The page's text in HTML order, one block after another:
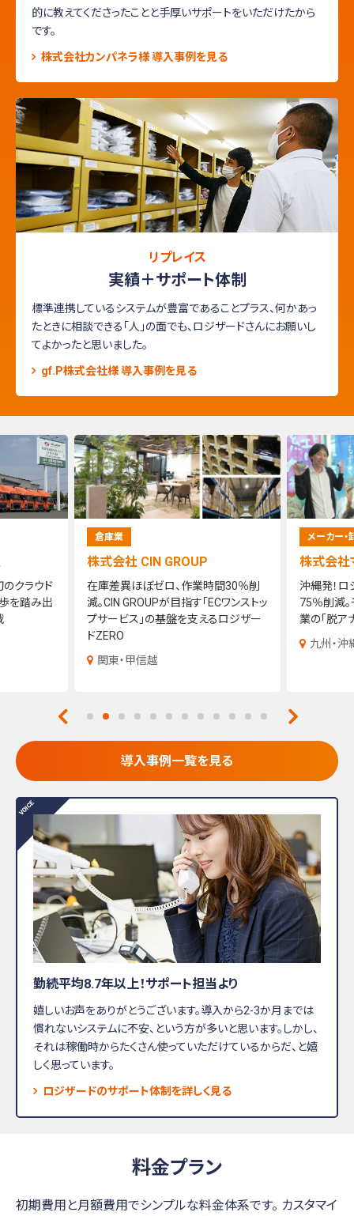
的に教えてくださったことと手厚いサポートをいただけたから
です。
株式会社カンパネラ様 導入事例を見る
リプレイス
実績＋サポート体制
標準連携しているシステムが豊富であることプラス、何かあっ
たときに相談できる「人」の面でも、ロジザードさんにお願いし
てよかったと思いました。
gf.P株式会社様 導入事例を見る
間30％削
ワンストッ
ロジザー
メーカー・卸業
株式会社マルキン海産
沖縄発！ロジザードZEROで作業工数
75％削減。モズク製品トップシェア企
業の「脱アナログ」物流改革
九州・沖縄
メーカー・
マドラス
億を超すリ
クス化した
スト削減
舗メーカ
ZERO導入
導入事例一覧を見る
勤続平均8.7年以上！サポート担当より
嬉しいお声をありがとうございます。導入から2-3か月までは
慣れないシステムに不安、という方が多いと思います。しかし、
それは稼働時からたくさん使っていただけているからだ、と嬉
しく思っています。
ロジザードのサポート体制を詳しく見る
料金プラン
初期費用と月額費用でシンプルな料金体系です。 カスタマイ